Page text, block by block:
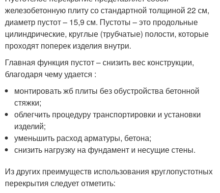
железобетонную плиту со стандартной толщиной 22 см,
диаметр пустот – 15,9 см. Пустоты – это продольные
цилиндрические, круглые (трубчатые) полости, которые
проходят поперек изделия внутри.
Главная функция пустот – снизить вес конструкции,
благодаря чему удается :
монтировать жб плиты без обустройства бетонной
стяжки;
облегчить процедуру транспортировки и установки
изделий;
уменьшить расход арматуры, бетона;
снизить нагрузку на фундамент и несущие стены.
Из других преимуществ использования круглопустотных
перекрытия следует отметить: